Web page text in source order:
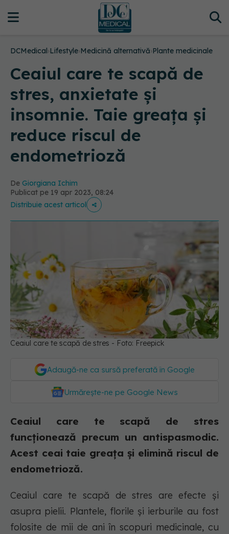
DCMedical›Lifestyle›Medicină alternativă›Plante medicinale
Ceaiul care te scapă de
stres, anxietate și
insomnie. Taie greața și
reduce riscul de
endometrioză
De Giorgiana Ichim
Publicat pe 19 apr 2023, 08:24
Distribuie acest articol
Ceaiul care te scapă de stres - Foto: Freepick
Adaugă-ne ca sursă preferată în Google
Urmărește-ne pe Google News
Ceaiul care te scapă de stres
funcționează precum un antispasmodic.
Acest ceai taie greața și elimină riscul de
endometrioză.
Ceaiul care te scapă de stres are efecte și
asupra pielii. Plantele, florile și ierburile au fost
folosite de mii de ani în scopuri medicinale, cu